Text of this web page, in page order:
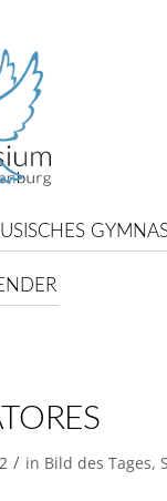
/ in Bild des Tages,